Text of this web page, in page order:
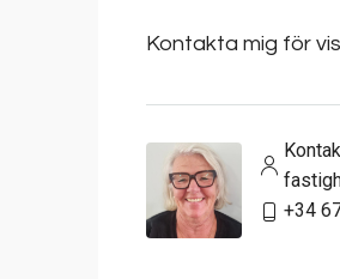
Kontakta mig för
+34